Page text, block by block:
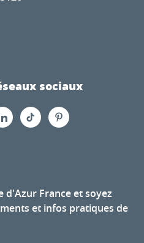
sociaux
d'Azur France et soyez
et infos pratiques de